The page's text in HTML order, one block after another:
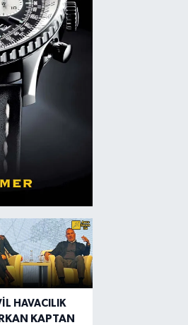
HAVACILIK
KAPTAN